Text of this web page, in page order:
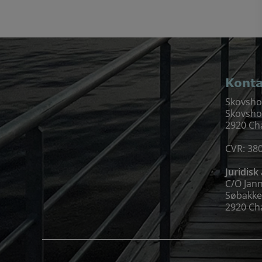
2920
CVR:
Juridisk
C/O
2920